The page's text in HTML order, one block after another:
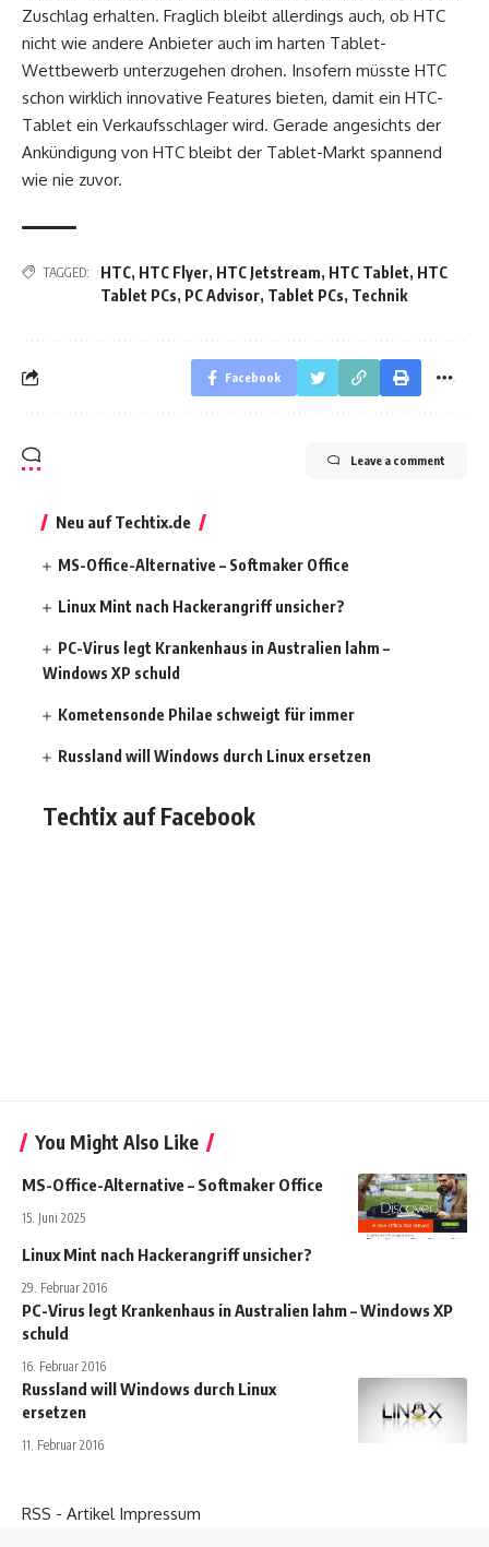
Zuschlag erhalten. Fraglich bleibt allerdings auch, ob HTC
nicht wie andere Anbieter auch im harten Tablet-
Wettbewerb unterzugehen drohen. Insofern müsste HTC
schon wirklich innovative Features bieten, damit ein HTC-
Tablet ein Verkaufsschlager wird. Gerade angesichts der
Ankündigung von HTC bleibt der Tablet-Markt spannend
wie nie zuvor.
TAGGED: HTC, HTC Flyer, HTC Jetstream, HTC Tablet, HTC
Tablet PCs, PC Advisor, Tablet PCs, Technik
Facebook
Leave a comment
Neu auf Techtix.de
MS-Office-Alternative – Softmaker Office
Linux Mint nach Hackerangriff unsicher?
PC-Virus legt Krankenhaus in Australien lahm –
Windows XP schuld
Kometensonde Philae schweigt für immer
Russland will Windows durch Linux ersetzen
Techtix auf Facebook
You Might Also Like
MS-Office-Alternative – Softmaker Office
15. Juni 2025
Linux Mint nach Hackerangriff unsicher?
29. Februar 2016
PC-Virus legt Krankenhaus in Australien lahm – Windows XP
schuld
16. Februar 2016
Russland will Windows durch Linux
ersetzen
11. Februar 2016
RSS - Artikel Impressum